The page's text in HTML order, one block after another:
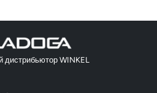
дистрибьютор WINKEL